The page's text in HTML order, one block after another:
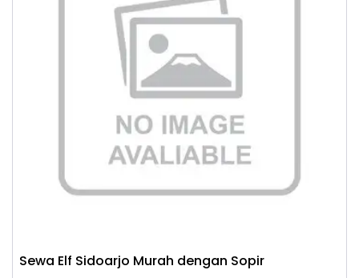
Sewa Elf Sidoarjo Murah dengan Sopir